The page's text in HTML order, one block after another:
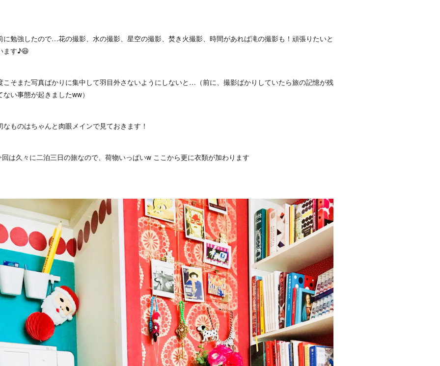
に勉強したので…花の撮影、水の撮影、星空の撮影、焚き火撮影、時間があれば滝の撮影も！頑張りたいと
ます♪😆
こそまた写真ばかりに集中して羽目外さないようにしないと…（前に、撮影ばかりしていたら旅の記憶が残
ない事態が起きましたww）
なものはちゃんと肉眼メインで見ておきます！
は久々に二泊三日の旅なので、荷物いっぱいw ここから更に衣類が加わります